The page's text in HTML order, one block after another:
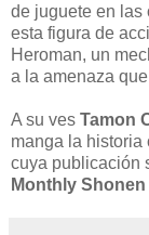
de juguete en las
esta figura de
Heroman, un
a la amenaza
A su ves Tamon
manga la historia
cuya publicación
Monthly Shonen